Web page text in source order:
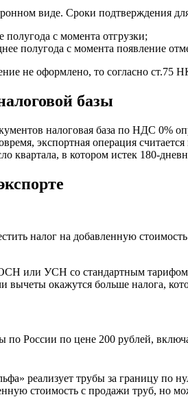
виде. Сроки подтверждения
с момента отгрузки;
полугода с момента появление
не оформлено, то согласно
базы
налоговая база по НДС 0%
экспортная операция
квартала, в котором истек 180-
налог на добавленную
или УСН со стандартным тарифом
вычеты окажутся больше налога,
по России по цене 200 рублей,
реализует трубы за границу по
стоимость с продажи труб, но